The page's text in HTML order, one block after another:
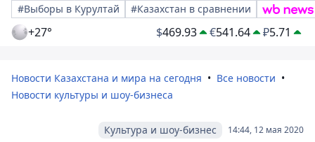
#Выборы в Курултай
#Казахстан в сравнении
+27° $469.93 €541.64 ₽5.71
Новости Казахстана и мира на сегодня
Все новости
Новости культуры и шоу-бизнеса
14:44, 12 мая 2020
Культура и шоу-бизнес